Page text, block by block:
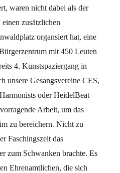
waren nicht dabei als der
zusätzlichen
organsiert hat, eine
mit 450 Leuten
4. Kunstspaziergang in
unsere Gesangsvereine CES,
oder HeidelBeat
Arbeit, um das
zu bereichern. Nicht zu
Faschingszeit das
zum Schwanken brachte. Es
Ehrenamtlichen, die sich